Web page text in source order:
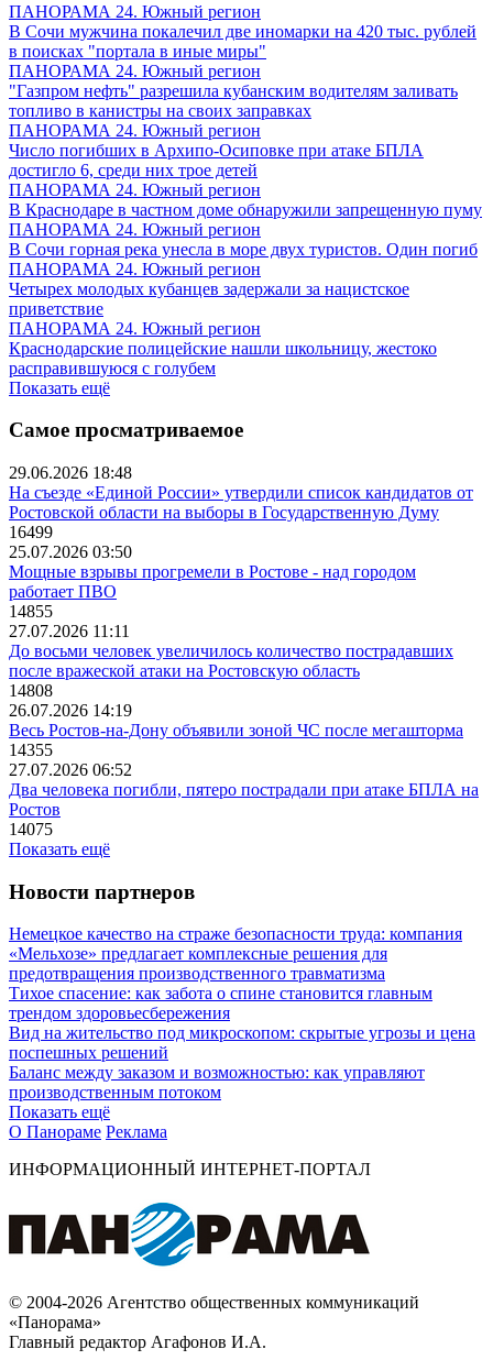
ПАНОРАМА 24. Южный регион
В Сочи мужчина покалечил две иномарки на 420 тыс. рублей
в поисках "портала в иные миры"
ПАНОРАМА 24. Южный регион
"Газпром нефть" разрешила кубанским водителям заливать
топливо в канистры на своих заправках
ПАНОРАМА 24. Южный регион
Число погибших в Архипо-Осиповке при атаке БПЛА
достигло 6, среди них трое детей
ПАНОРАМА 24. Южный регион
В Краснодаре в частном доме обнаружили запрещенную пуму
ПАНОРАМА 24. Южный регион
В Сочи горная река унесла в море двух туристов. Один погиб
ПАНОРАМА 24. Южный регион
Четырех молодых кубанцев задержали за нацистское
приветствие
ПАНОРАМА 24. Южный регион
Краснодарские полицейские нашли школьницу, жестоко
расправившуюся с голубем
Показать ещё
Самое просматриваемое
29.06.2026 18:48
На съезде «Единой России» утвердили список кандидатов от
Ростовской области на выборы в Государственную Думу
16499
25.07.2026 03:50
Мощные взрывы прогремели в Ростове - над городом
работает ПВО
14855
27.07.2026 11:11
До восьми человек увеличилось количество пострадавших
после вражеской атаки на Ростовскую область
14808
26.07.2026 14:19
Весь Ростов-на-Дону объявили зоной ЧС после мегашторма
14355
27.07.2026 06:52
Два человека погибли, пятеро пострадали при атаке БПЛА на
Ростов
14075
Показать ещё
Новости партнеров
Немецкое качество на страже безопасности труда: компания
«Мельхозе» предлагает комплексные решения для
предотвращения производственного травматизма
Тихое спасение: как забота о спине становится главным
трендом здоровьесбережения
Вид на жительство под микроскопом: скрытые угрозы и цена
поспешных решений
Баланс между заказом и возможностью: как управляют
производственным потоком
Показать ещё
О Панораме Реклама
ИНФОРМАЦИОННЫЙ ИНТЕРНЕТ-ПОРТАЛ
© 2004-2026 Агентство общественных коммуникаций
«Панорама»
Главный редактор Агафонов И.А.